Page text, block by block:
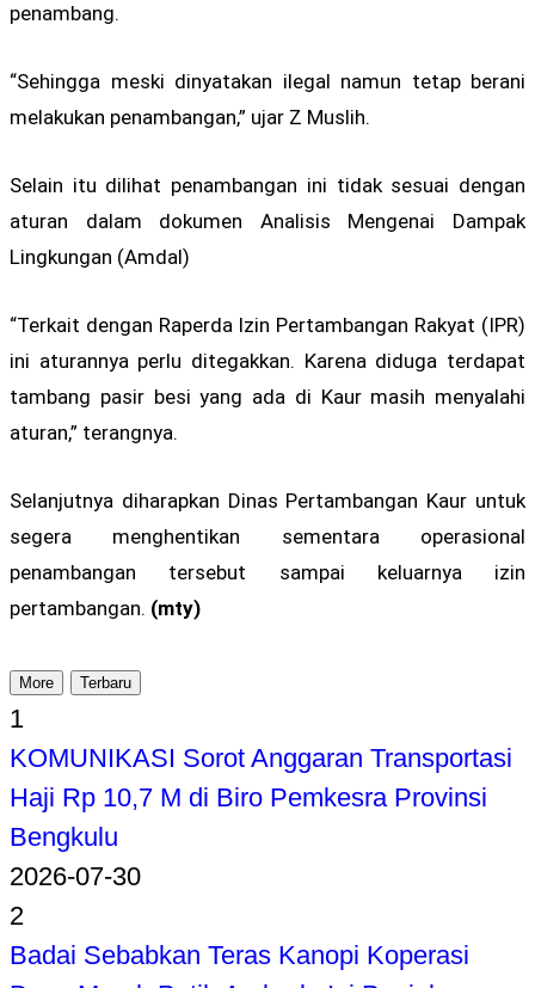
penambang.
“Sehingga meski dinyatakan ilegal namun tetap berani
melakukan penambangan,” ujar Z Muslih.
Selain itu dilihat penambangan ini tidak sesuai dengan
aturan dalam dokumen Analisis Mengenai Dampak
Lingkungan (Amdal)
“Terkait dengan Raperda Izin Pertambangan Rakyat (IPR)
ini aturannya perlu ditegakkan. Karena diduga terdapat
tambang pasir besi yang ada di Kaur masih menyalahi
aturan,” terangnya.
Selanjutnya diharapkan Dinas Pertambangan Kaur untuk
segera menghentikan sementara operasional
penambangan tersebut sampai keluarnya izin
pertambangan. (mty)
More Terbaru
1
KOMUNIKASI Sorot Anggaran Transportasi
Haji Rp 10,7 M di Biro Pemkesra Provinsi
Bengkulu
2026-07-30
2
Badai Sebabkan Teras Kanopi Koperasi